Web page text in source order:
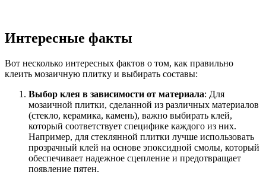
Интересные факты
Вот несколько интересных фактов о том, как правильно
клеить мозаичную плитку и выбирать составы:
Выбор клея в зависимости от материала: Для
мозаичной плитки, сделанной из различных материалов
(стекло, керамика, камень), важно выбирать клей,
который соответствует специфике каждого из них.
Например, для стеклянной плитки лучше использовать
прозрачный клей на основе эпоксидной смолы, который
обеспечивает надежное сцепление и предотвращает
появление пятен.